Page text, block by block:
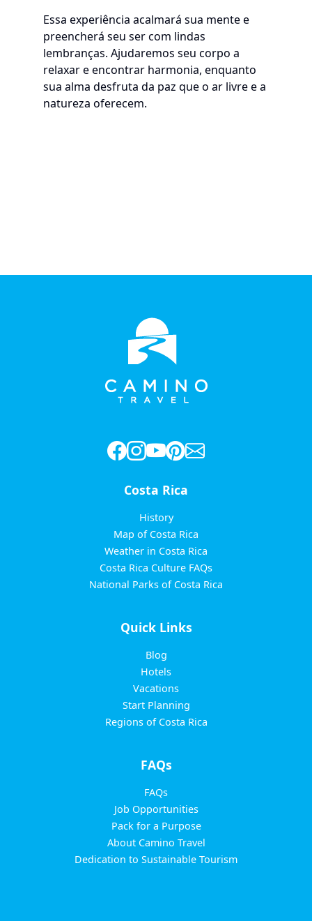
Essa experiência acalmará sua mente e
preencherá seu ser com lindas
lembranças. Ajudaremos seu corpo a
relaxar e encontrar harmonia, enquanto
sua alma desfruta da paz que o ar livre e a
natureza oferecem.
Costa Rica
History
Map of Costa Rica
Weather in Costa Rica
Costa Rica Culture FAQs
National Parks of Costa Rica
Quick Links
Blog
Hotels
Vacations
Start Planning
Regions of Costa Rica
FAQs
FAQs
Job Opportunities
Pack for a Purpose
About Camino Travel
Dedication to Sustainable Tourism